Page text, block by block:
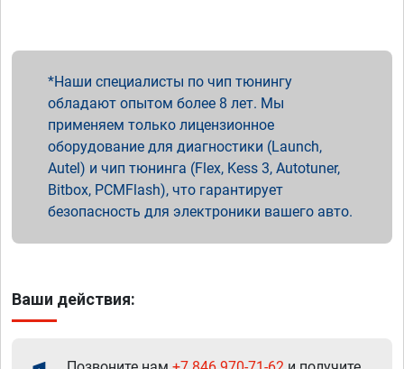
Наши специалисты по чип тюнингу
обладают опытом более 8 лет. Мы
применяем только лицензионное
оборудование для диагностики (Launch,
Autel) и чип тюнинга (Flex, Kess 3, Autotuner,
Bitbox, PCMFlash), что гарантирует
безопасность для электроники вашего авто.
Ваши действия: